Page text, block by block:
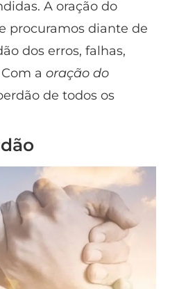
A oração do
procuramos diante de
dos erros, falhas,
a oração do
de todos os